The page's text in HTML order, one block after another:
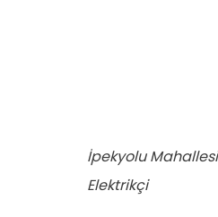
İpekyolu Mahallesi
Elektrikçi